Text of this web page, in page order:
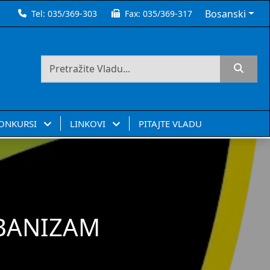
Tel:035/369-303 Fax:035/369-317 Bosanski
LINKOVI PITAJTE VLADU